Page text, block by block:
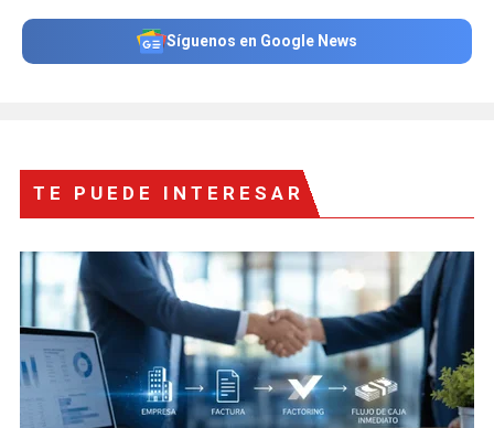
Síguenos en Google News
TE PUEDE INTERESAR